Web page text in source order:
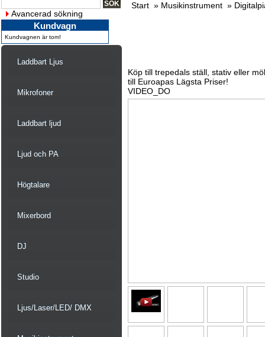
Avancerad sökning
Kundvagn
Kundvagnen är tom!
Laddbart Ljus
Mikrofoner
Laddbart ljud
Ljud och PA
Högtalare
Mixerbord
DJ
Studio
Ljus/Laser/LED/ DMX
Start » Musikinstrument »
Köp till trepedals ställ, stativ eller
till Euroapas Lägsta Priser!
VIDEO_DO